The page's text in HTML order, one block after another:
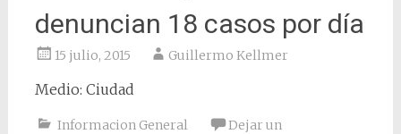
denuncian 18 casos por día
15 julio, 2015 Guillermo Kellmer
Medio: Ciudad
Informacion General
Dejar un